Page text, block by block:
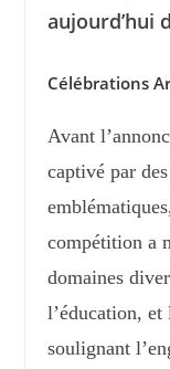
aujourd’hui
Célébrations
Avant
captivé par
compétition a
domaines
l’éducation,
soulignant